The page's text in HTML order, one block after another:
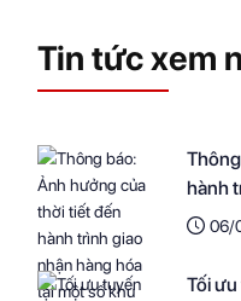
Tin tức xem
hành
khu06/
Tối